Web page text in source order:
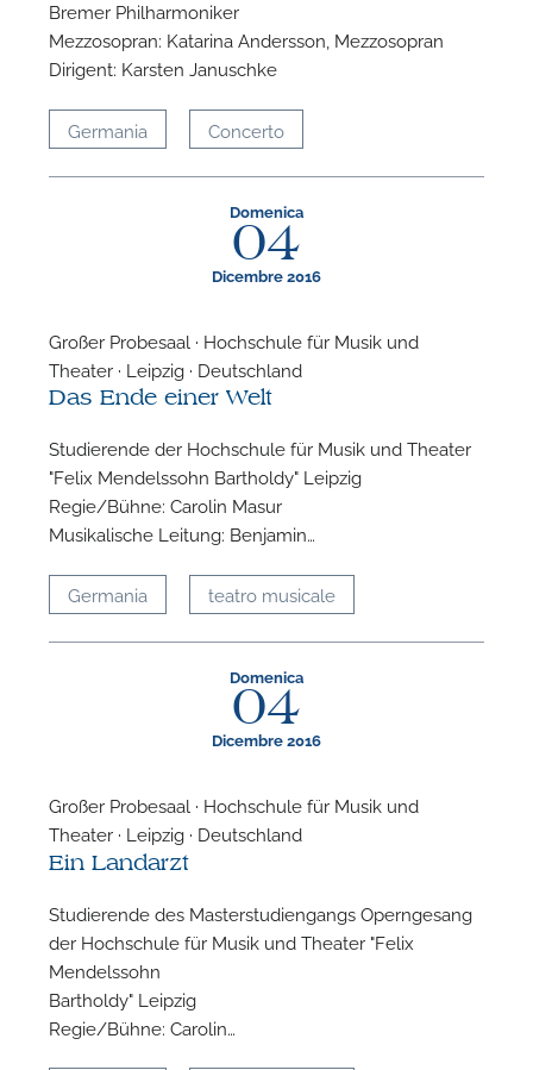
Bremer Philharmoniker
Mezzosopran: Katarina Andersson, Mezzosopran
Dirigent: Karsten Januschke
Germania Concerto
Domenica
04
Dicembre 2016
Großer Probesaal · Hochschule für Musik und
Theater · Leipzig · Deutschland
Das Ende einer Welt
Studierende der Hochschule für Musik und Theater
"Felix Mendelssohn Bartholdy" Leipzig
Regie/Bühne: Carolin Masur
Musikalische Leitung: Benjamin…
Germania teatro musicale
Domenica
04
Dicembre 2016
Großer Probesaal · Hochschule für Musik und
Theater · Leipzig · Deutschland
Ein Landarzt
Studierende des Masterstudiengangs Operngesang
der Hochschule für Musik und Theater "Felix
Mendelssohn
Bartholdy" Leipzig
Regie/Bühne: Carolin…